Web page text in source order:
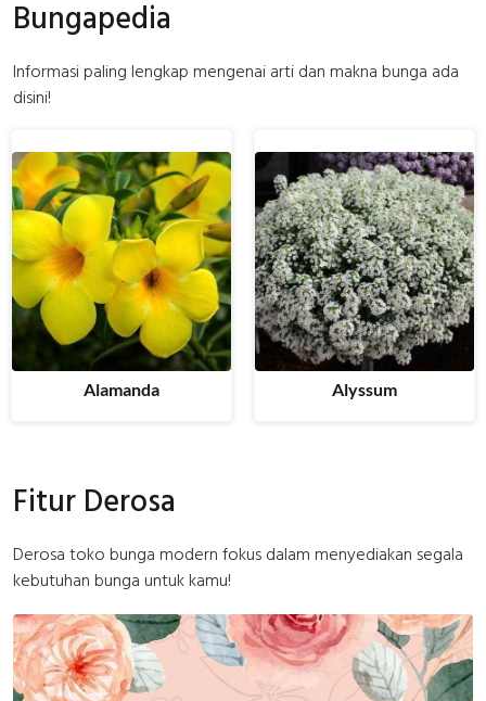
Bungapedia
Informasi paling lengkap mengenai arti dan makna bunga ada
disini!
Fitur Derosa
Derosa toko bunga modern fokus dalam menyediakan segala
kebutuhan bunga untuk kamu!